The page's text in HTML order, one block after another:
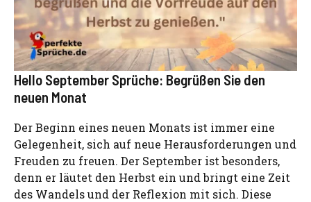
Hello September Sprüche: Begrüßen Sie den
neuen Monat
Der Beginn eines neuen Monats ist immer eine
Gelegenheit, sich auf neue Herausforderungen und
Freuden zu freuen. Der September ist besonders,
denn er läutet den Herbst ein und bringt eine Zeit
des Wandels und der Reflexion mit sich. Diese